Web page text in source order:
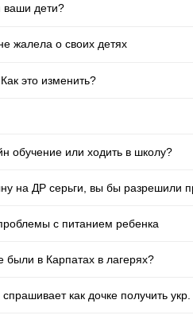
ваши дети?
жалела о своих детях
это изменить?
обучение или ходить в школу?
на ДР серьги, вы бы разрешили
с питанием ребенка
были в Карпатах в лагерях?
как дочке получить укр.